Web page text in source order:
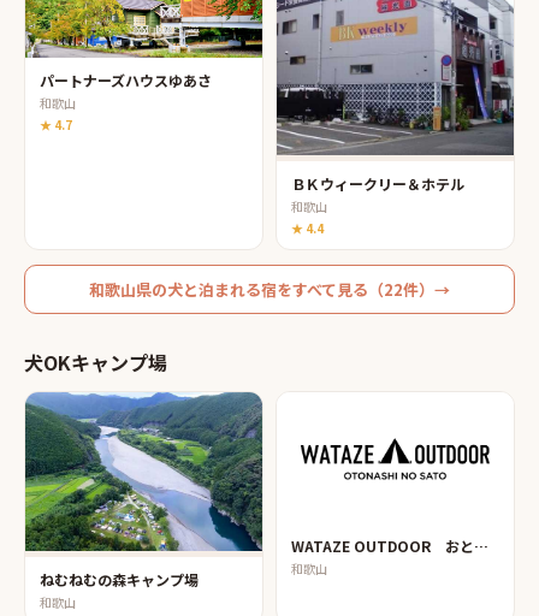
パートナーズハウスゆあさ
和歌山
★ 4.7
ＢＫウィークリー＆ホテル
和歌山
★ 4.4
和歌山県の犬と泊まれる宿をすべて見る（22件）→
犬OKキャンプ場
ねむねむの森キャンプ場
和歌山
WATAZE OUTDOOR おとなしの郷
和歌山